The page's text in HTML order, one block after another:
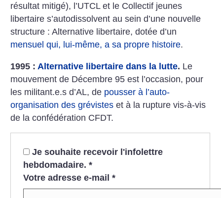
résultat mitigé), l’UTCL et le Collectif jeunes
libertaire s’autodissolvent au sein d’une nouvelle
structure : Alternative libertaire, dotée d’un
mensuel qui, lui-même, a sa propre histoire.
1995 : Alternative libertaire dans la lutte. Le
mouvement de Décembre 95 est l’occasion, pour
les militant.e.s d’AL, de pousser à l’auto-
organisation des grévistes et à la rupture vis-à-vis
de la confédération CFDT.
Je souhaite recevoir l'infolettre
hebdomadaire. *
Votre adresse e-mail *